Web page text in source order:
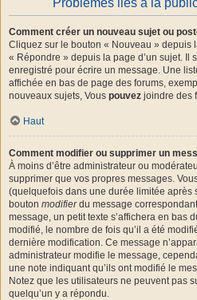
Comment créer un nouveau sujet ou
Cliquez sur le bouton « Nouveau » depuis
« Répondre » depuis la page d’un sujet. Il
enregistré pour écrire un message. Une
affichée en bas de page des forums,
nouveaux sujets, Vous pouvez joindre des
Haut
Comment modifier ou supprimer un
À moins d’être administrateur ou
supprimer que vos propres messages.
(quelquefois dans une durée limitée après
bouton modifierdu message
message, un petit texte s’affichera en bas
modifié, le nombre de fois qu’il a été
dernière modification. Ce message
administrateur modifie le message,
une note indiquant qu’ils ont modifié le
Notez que les utilisateurs ne peuvent pas
quelqu’un y a répondu.